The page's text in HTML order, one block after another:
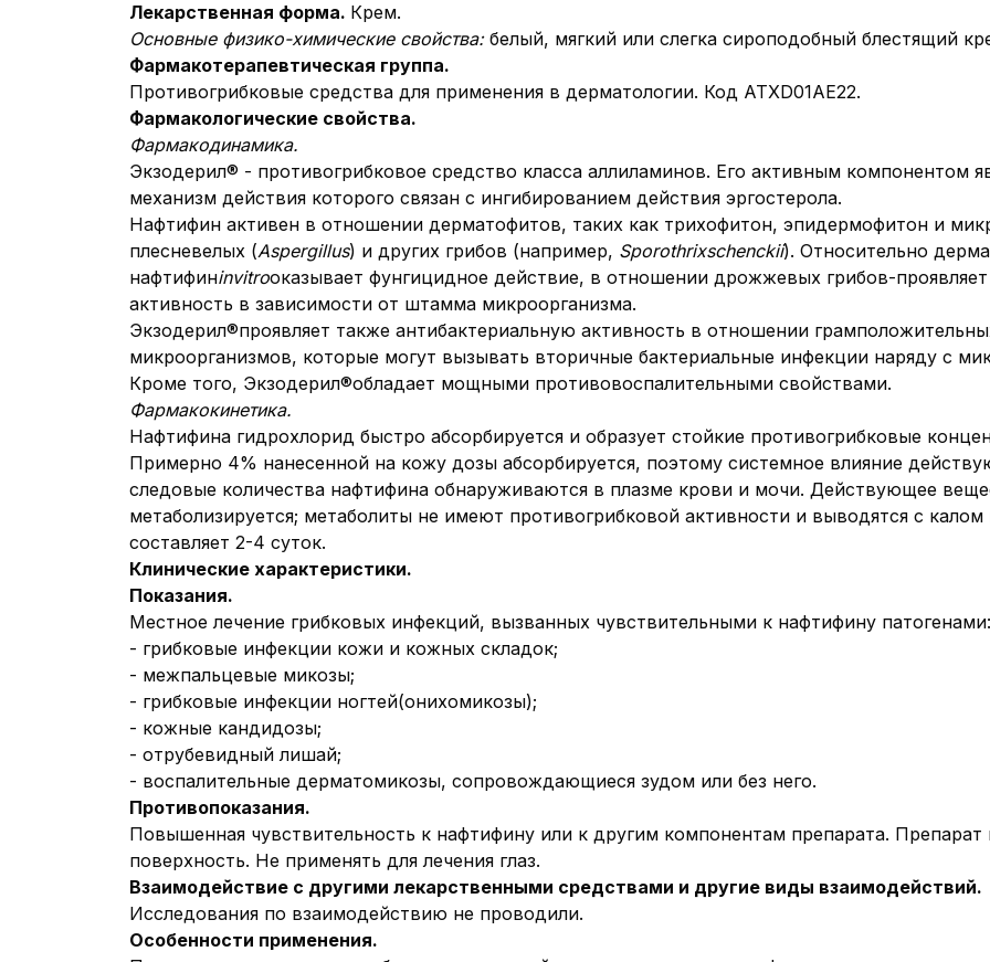
Лекарственная форма. Крем.
Основные физико-химические свойства: белый, мягкий или слегка сироподобный блестящий
Фармакотерапевтическая группа.
Противогрибковые средства для применения в дерматологии. Код АТХD01AE22.
Фармакологические свойства.
Фармакодинамика.
Экзодерил® - противогрибковое средство класса аллиламинов. Его активным компонентом
механизм действия которого связан с ингибированием действия эргостерола.
Нафтифин активен в отношении дерматофитов, таких как трихофитон, эпидермофитон и
плесневелых (Aspergillus) и других грибов (например, Sporothrixschenckii). Относительно
нафтифинinvitroоказывает фунгицидное действие, в отношении дрожжевых грибов-
активность в зависимости от штамма микроорганизма.
Экзодерил®проявляет также антибактериальную активность в отношении
микроорганизмов, которые могут вызывать вторичные бактериальные инфекции наряду с
Кроме того, Экзодерил®обладает мощными противовоспалительными свойствами.
Фармакокинетика.
Нафтифина гидрохлорид быстро абсорбируется и образует стойкие противогрибковые
Примерно 4% нанесенной на кожу дозы абсорбируется, поэтому системное влияние
следовые количества нафтифина обнаруживаются в плазме крови и мочи. Действующее
метаболизируется; метаболиты не имеют противогрибковой активности и выводятся с
составляет 2-4 суток.
Клинические характеристики.
Показания.
Местное лечение грибковых инфекций, вызванных чувствительными к нафтифину патогенами:
- грибковые инфекции кожи и кожных складок;
- межпальцевые микозы;
- грибковые инфекции ногтей(онихомикозы);
- кожные кандидозы;
- отрубевидный лишай;
- воспалительные дерматомикозы, сопровождающиеся зудом или без него.
Противопоказания.
Повышенная чувствительность к нафтифину или к другим компонентам препарата. Препарат
поверхность. Не применять для лечения глаз.
Взаимодействие с другими лекарственными средствами и другие виды взаимодействий.
Исследования по взаимодействию не проводили.
Особенности применения.